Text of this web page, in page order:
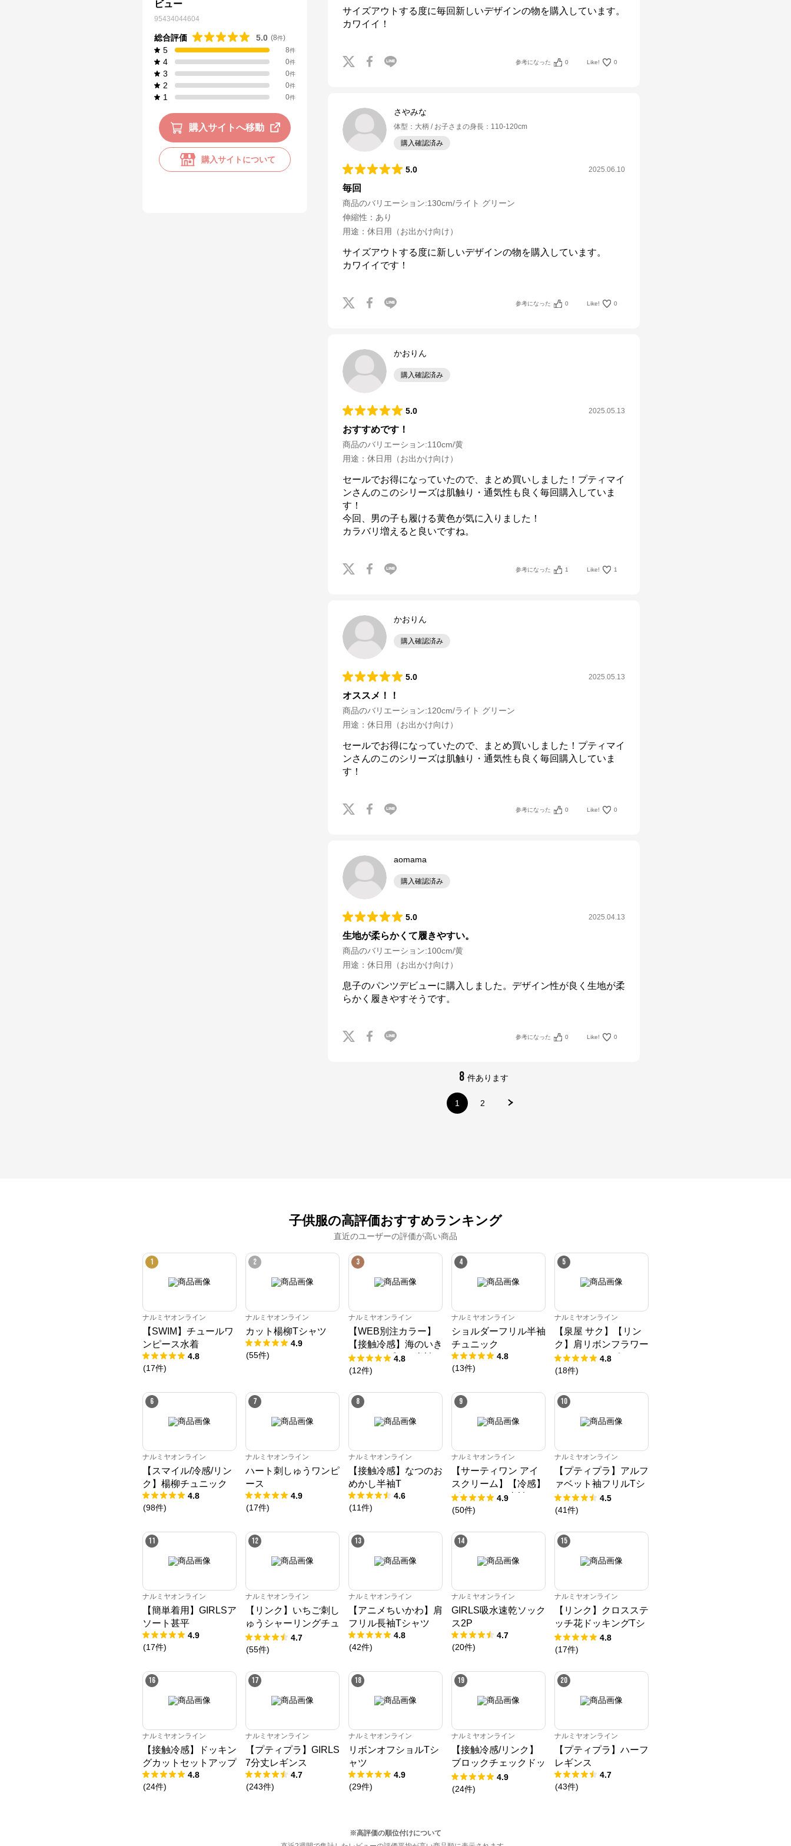
ビュー
95434044604
総合評価 5.0 (8件)
5 8件
4 0件
3 0件
2 0件
1 0件
購入サイトへ移動
購入サイトについて
サイズアウトする度に毎回新しいデザインの物を購入しています。
カワイイ！
参考になった 0 Like! 0
さやみな
体型 ： 大柄 お子さまの身長 ： 110-120cm
購入確認済み
5.0 2025.06.10
毎回
商品のバリエーション:130cm/ライト グリーン
伸縮性 ： あり
用途 ： 休日用（お出かけ向け）
サイズアウトする度に新しいデザインの物を購入しています。
カワイイです！
参考になった 0 Like! 0
かおりん
購入確認済み
5.0 2025.05.13
おすすめです！
商品のバリエーション:110cm/黄
用途 ： 休日用（お出かけ向け）
セールでお得になっていたので、まとめ買いしました！プティマイ
ンさんのこのシリーズは肌触り・通気性も良く毎回購入していま
す！
今回、男の子も履ける黄色が気に入りました！
カラバリ増えると良いですね。
参考になった 1 Like! 1
かおりん
購入確認済み
5.0 2025.05.13
オススメ！！
商品のバリエーション:120cm/ライト グリーン
用途 ： 休日用（お出かけ向け）
セールでお得になっていたので、まとめ買いしました！プティマイ
ンさんのこのシリーズは肌触り・通気性も良く毎回購入していま
す！
参考になった 0 Like! 0
aomama
購入確認済み
5.0 2025.04.13
生地が柔らかくて履きやすい。
商品のバリエーション:100cm/黄
用途 ： 休日用（お出かけ向け）
息子のパンツデビューに購入しました。デザイン性が良く生地が柔
らかく履きやすそうです。
参考になった 0 Like! 0
8 件あります
1 2
子供服の高評価おすすめランキング
直近のユーザーの評価が高い商品
1
ナルミヤオンライン
【SWIM】チュールワ
ンピース水着
4.8
(17件)
2
ナルミヤオンライン
カット楊柳Tシャツ
4.9
(55件)
3
ナルミヤオンライン
【WEB別注カラー】
【接触冷感】海のいき
ものアップリケ半袖T
シャツ
4.8
(12件)
4
ナルミヤオンライン
ショルダーフリル半袖
チュニック
4.8
(13件)
5
ナルミヤオンライン
【泉屋 サク】【リン
ク】肩リボンフラワー
キャットワンピース
4.8
(18件)
6
ナルミヤオンライン
【スマイル/冷感/リン
ク】楊柳チュニック
4.8
(98件)
7
ナルミヤオンライン
ハート刺しゅうワンピ
ース
4.9
(17件)
8
ナルミヤオンライン
【接触冷感】なつのお
めかし半袖T
4.6
(11件)
9
ナルミヤオンライン
【サーティワン アイ
スクリーム】【冷感】
グラフィック半袖Tシ
ャツ
4.9
(50件)
10
ナルミヤオンライン
【プティプラ】アルフ
ァベット袖フリルTシ
ャツ
4.5
(41件)
11
ナルミヤオンライン
【簡単着用】GIRLSア
ソート甚平
4.9
(17件)
12
ナルミヤオンライン
【リンク】いちご刺し
ゅうシャーリングチュ
ニック
4.7
(55件)
13
ナルミヤオンライン
【アニメちいかわ】肩
フリル長袖Tシャツ
4.8
(42件)
14
ナルミヤオンライン
GIRLS吸水速乾ソック
ス2P
4.7
(20件)
15
ナルミヤオンライン
【リンク】クロスステ
ッチ花ドッキングTシ
ャツ
4.8
(17件)
16
ナルミヤオンライン
【接触冷感】ドッキン
グカットセットアップ
4.8
(24件)
17
ナルミヤオンライン
【プティプラ】GIRLS
7分丈レギンス
4.7
(243件)
18
ナルミヤオンライン
リボンオフショルTシ
ャツ
4.9
(29件)
19
ナルミヤオンライン
【接触冷感/リンク】
ブロックチェックドッ
キングTシャツ
4.9
(24件)
20
ナルミヤオンライン
【プティプラ】ハーフ
レギンス
4.7
(43件)
※高評価の順位付けについて
からのコメント